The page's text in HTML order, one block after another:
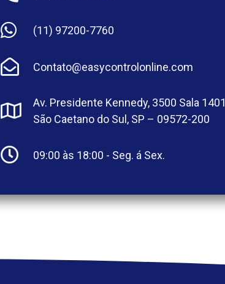
(11) 97200-7760
Contato@easycontrolonline.com
Av. Presidente Kennedy, 3500 Sala 1401
São Caetano do Sul, SP – 09572-200
09:00 às 18:00 - Seg. á Sex.